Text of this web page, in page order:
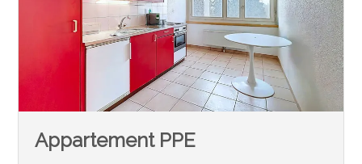
Appartement PPE